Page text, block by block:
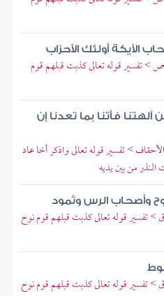
الأيكة أولئك الأحزاب
> تفسير قوله تعالى كذبت قبلهم قوم
آلهتنا فأتنا بما تعدنا إن
> تفسير قوله تعالى واذكر أخا عاد
من بين يديه
وأصحاب الرس وثمود
> تفسير قوله تعالى كذبت قبلهم قوم نوح
> تفسير قوله تعالى كذبت قبلهم قوم نوح